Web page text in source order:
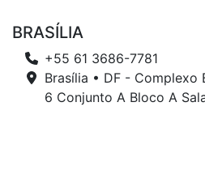
BRASÍLIA
+55 61 3686-7781
Brasília • DF - Complexo
6 Conjunto A Bloco A